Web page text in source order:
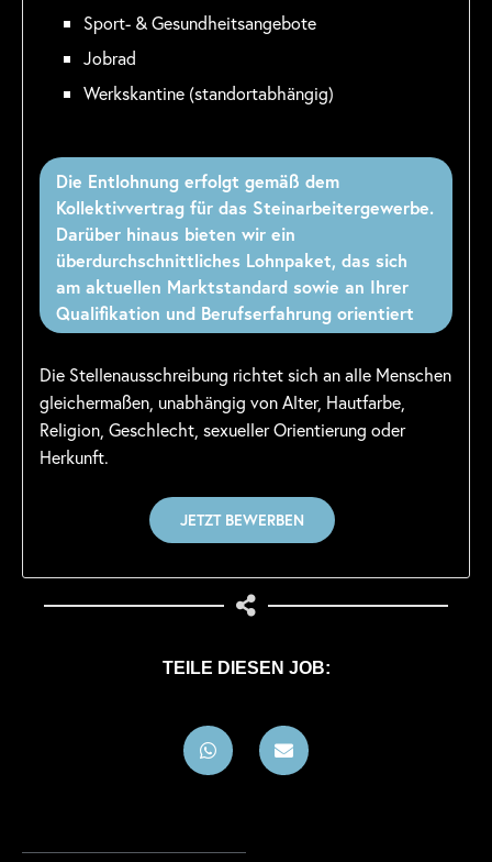
Sport- & Gesundheitsangebote
Jobrad
Werkskantine (standortabhängig)
Die Entlohnung erfolgt gemäß dem
Kollektivvertrag für das Steinarbeitergewerbe.
Darüber hinaus bieten wir ein
überdurchschnittliches Lohnpaket, das sich
am aktuellen Marktstandard sowie an Ihrer
Qualifikation und Berufserfahrung orientiert
Die Stellenausschreibung richtet sich an alle Menschen
gleichermaßen, unabhängig von Alter, Hautfarbe,
Religion, Geschlecht, sexueller Orientierung oder
Herkunft.
TEILE DIESEN JOB: